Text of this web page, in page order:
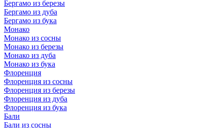
Бергамо из березы
Бергамо из дуба
Бергамо из бука
Монако
Монако из сосны
Монако из березы
Монако из дуба
Монако из бука
Флоренция
Флоренция из сосны
Флоренция из березы
Флоренция из дуба
Флоренция из бука
Бали
Бали из сосны